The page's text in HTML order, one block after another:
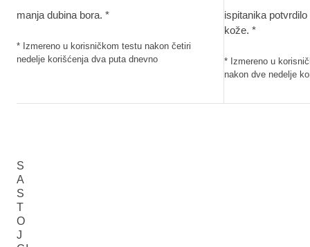
manja dubina bora. *
* Izmereno u korisničkom testu nakon četiri
nedelje korišćenja dva puta dnevno
ispitanika
kože. *
* Izmereno u
nakon dve nedelje
S
A
S
T
O
J